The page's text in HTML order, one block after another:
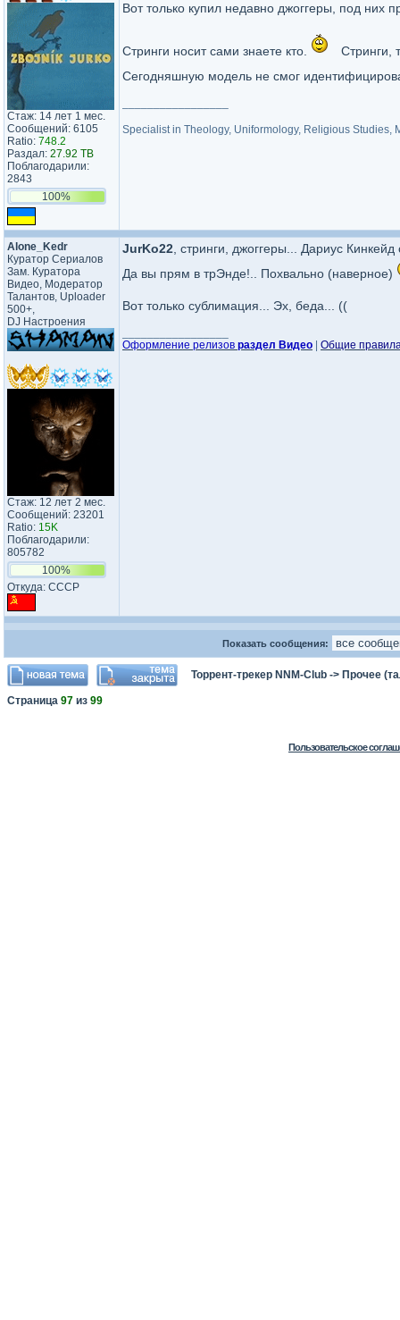
Стаж: 14 лет 1 мес.
Сообщений: 6105
Ratio: 748.2
Раздал: 27.92 TB
Поблагодарили:
2843
100%
Вот только купил недавно джоггеры, под них
Стринги носит сами знаете кто.
Стринги,
Сегодняшную модель не смог
Specialist in Theology, Uniformology, Religious
Alone_Kedr
Куратор Сериалов
Зам. Куратора
Видео, Модератор
Талантов, Uploader
500+,
DJ Настроения
Стаж: 12 лет 2 мес.
Сообщений: 23201
Ratio: 15K
Поблагодарили:
805782
100%
Откуда: CCCP
JurKo22 , стринги, джоггеры... Дариус
Да вы прям в трЭнде!.. Похвально (наверное)
Вот только сублимация... Эх, беда... ((
Оформление релизов раздел Видео Общие
Показать сообщения:
Торрент-трекер NNM-Club -> Прочее
Страница 97 из 99
Пользовательское